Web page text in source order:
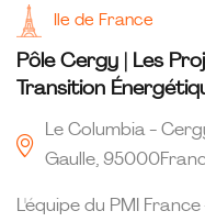
Ile de France
Pôle Cergy | Les
Transition
Le Columbia -
Gaulle,
L'équipe du PMI